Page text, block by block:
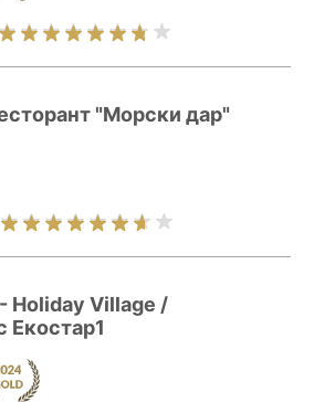
"Морски дар"
Holiday Village /
Екостар1